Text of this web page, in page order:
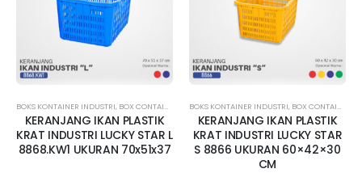
BOKS KONTAINER INDUSTRI, BOX CONTAINER BESAR ,BOX CONTAINER LUBANG,BOX KONTAINER
KERANJANG IKAN PLASTIK
KRAT INDUSTRI LUCKY STAR L
8868.KW1 UKURAN 70x51x37
BOKS KONTAINER INDUSTRI, BOX CONTAINER LUBANG
KERANJANG IKAN PLASTIK
KRAT INDUSTRI LUCKY STAR
S 8866 UKURAN 60×42×30
CM